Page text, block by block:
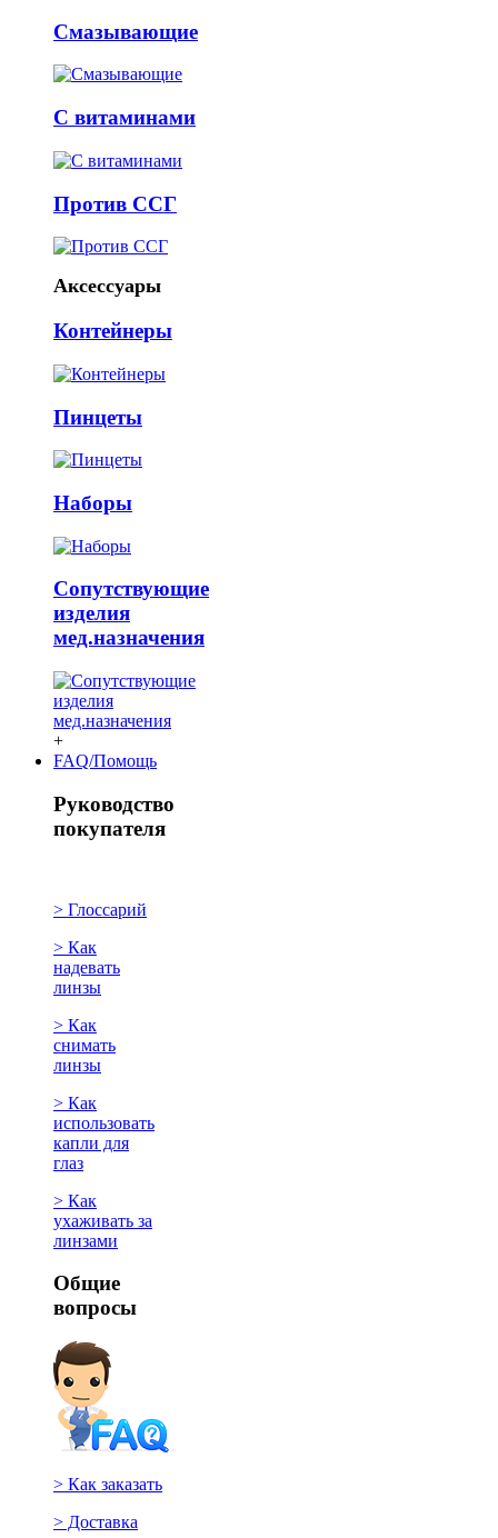
Смазывающие
С витаминами
Против ССГ
Аксессуары
Контейнеры
Пинцеты
Наборы
Сопутствующие
изделия
мед.назначения
+
FAQ/Помощь
Руководство
покупателя
> Глоссарий
> Как
надевать
линзы
> Как
снимать
линзы
> Как
использовать
капли для
глаз
> Как
ухаживать за
линзами
Общие
вопросы
> Как заказать
> Доставка